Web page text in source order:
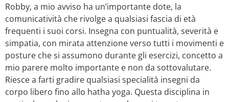
Robby, a mio avviso ha un’importante dote, la
comunicatività che rivolge a qualsiasi fascia di età
frequenti i suoi corsi. Insegna con puntualità, severità e
simpatia, con mirata attenzione verso tutti i movimenti e
posture che si assumono durante gli esercizi, concetto a
mio parere molto importante e non da sottovalutare.
Riesce a farti gradire qualsiasi specialità insegni da
corpo libero fino allo hatha yoga. Questa disciplina in